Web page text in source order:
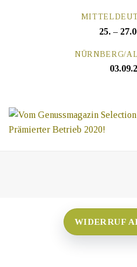
25. –
NÜRNBERG/
WIDERRUF